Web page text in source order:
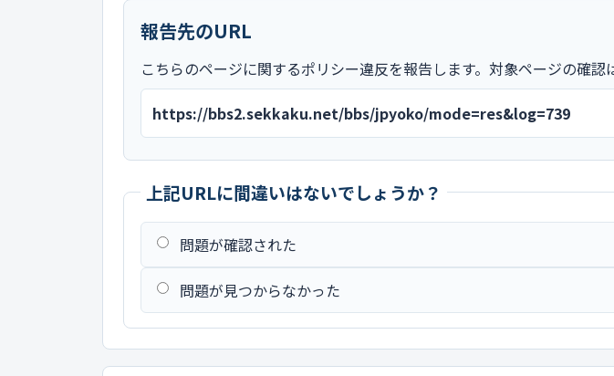
報告先のURL
こちらのページに関するポリシー違反を報告します。対象ページの確認
https://bbs2.sekkaku.net/bbs/jpyoko/mode=res&log=739
上記URLに間違いはないでしょうか？
問題が確認された
問題が見つからなかった